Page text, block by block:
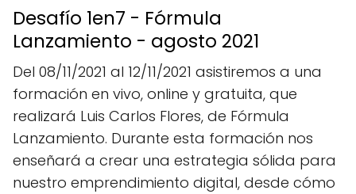
Desafío 1en7 - Fórmula
Lanzamiento - agosto 2021
Del 08/11/2021 al 12/11/2021 asistiremos a una
formación en vivo, online y gratuita, que
realizará Luis Carlos Flores, de Fórmula
Lanzamiento. Durante esta formación nos
enseñará a crear una estrategia sólida para
nuestro emprendimiento digital, desde cómo